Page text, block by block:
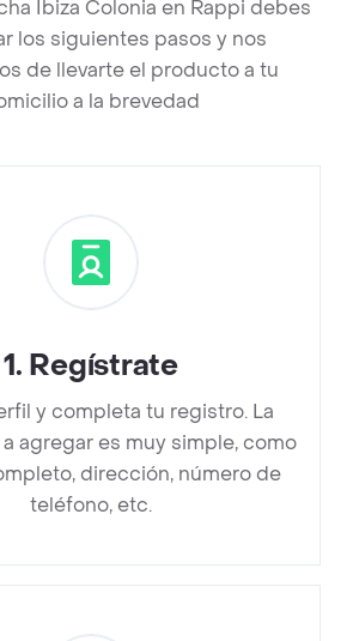
Ibiza Colonia en Rappi debes
los siguientes pasos y nos
de llevarte el producto a tu
a la brevedad
1. Regístrate
y completa tu registro. La
agregar es muy simple, como
dirección, número de
teléfono, etc.